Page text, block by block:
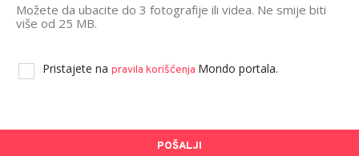
Možete da ubacite do 3 fotografije ili videa. Ne smije biti
više od 25 MB.
Pristajete na pravila korišćenja Mondo portala.
POŠALJI